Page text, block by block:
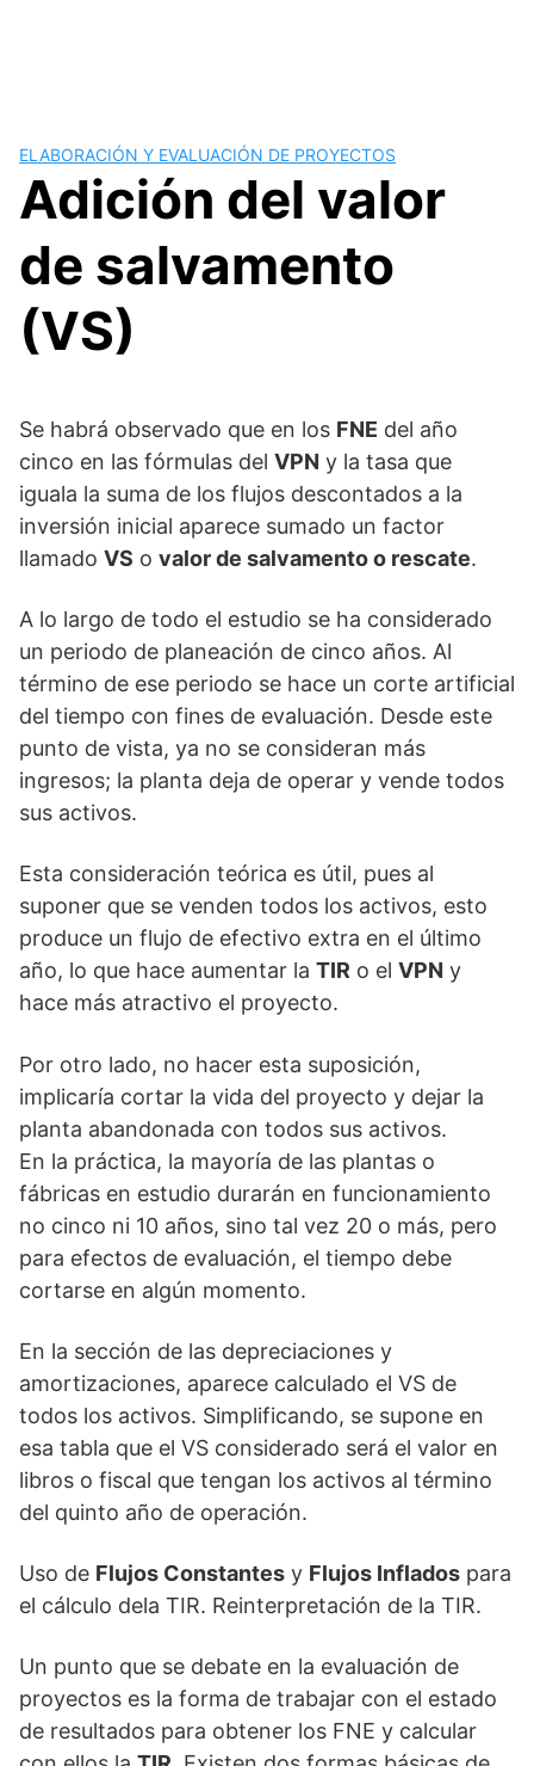
ELABORACIÓN Y EVALUACIÓN DE PROYECTOS
Adición del valor
de salvamento
(VS)
Se habrá observado que en los FNE del año
cinco en las fórmulas del VPN y la tasa que
iguala la suma de los flujos descontados a la
inversión inicial aparece sumado un factor
llamado VS o valor de salvamento o rescate.
A lo largo de todo el estudio se ha considerado
un periodo de planeación de cinco años. Al
término de ese periodo se hace un corte artificial
del tiempo con fines de evaluación. Desde este
punto de vista, ya no se consideran más
ingresos; la planta deja de operar y vende todos
sus activos.
Esta consideración teórica es útil, pues al
suponer que se venden todos los activos, esto
produce un flujo de efectivo extra en el último
año, lo que hace aumentar la TIR o el VPN y
hace más atractivo el proyecto.
Por otro lado, no hacer esta suposición,
implicaría cortar la vida del proyecto y dejar la
planta abandonada con todos sus activos.
En la práctica, la mayoría de las plantas o
fábricas en estudio durarán en funcionamiento
no cinco ni 10 años, sino tal vez 20 o más, pero
para efectos de evaluación, el tiempo debe
cortarse en algún momento.
En la sección de las depreciaciones y
amortizaciones, aparece calculado el VS de
todos los activos. Simplificando, se supone en
esa tabla que el VS considerado será el valor en
libros o fiscal que tengan los activos al término
del quinto año de operación.
Uso de Flujos Constantes y Flujos Inflados para
el cálculo dela TIR. Reinterpretación de la TIR.
Un punto que se debate en la evaluación de
proyectos es la forma de trabajar con el estado
de resultados para obtener los FNE y calcular